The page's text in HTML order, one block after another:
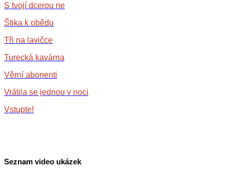
S tvojí dcerou ne
Štika k obědu
Tři na lavičce
Turecká kavárna
Věrní abonenti
Vrátila se jednou v noci
Vstupte!
Seznam video ukázek